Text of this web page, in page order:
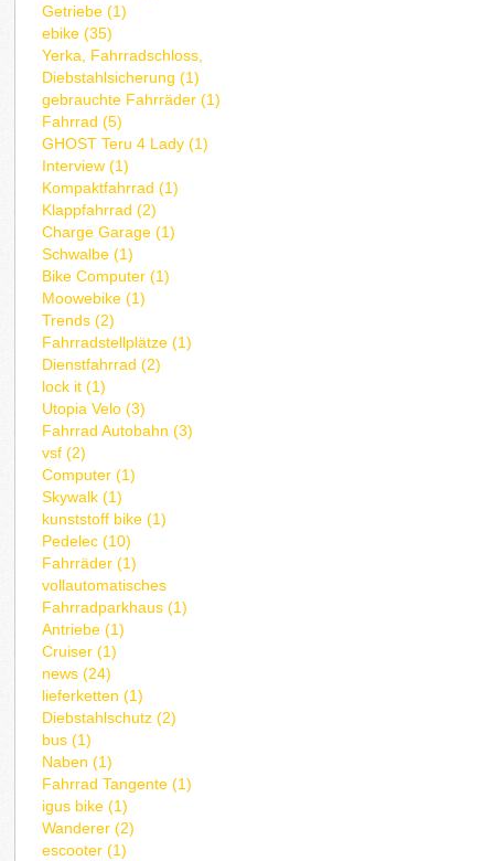
Getriebe (1)
ebike (35)
Yerka, Fahrradschloss,
Diebstahlsicherung (1)
gebrauchte Fahrräder (1)
Fahrrad (5)
GHOST Teru 4 Lady (1)
Interview (1)
Kompaktfahrrad (1)
Klappfahrrad (2)
Charge Garage (1)
Schwalbe (1)
Bike Computer (1)
Moowebike (1)
Trends (2)
Fahrradstellplätze (1)
Dienstfahrrad (2)
lock it (1)
Utopia Velo (3)
Fahrrad Autobahn (3)
vsf (2)
Computer (1)
Skywalk (1)
kunststoff bike (1)
Pedelec (10)
Fahrräder (1)
vollautomatisches
Fahrradparkhaus (1)
Antriebe (1)
Cruiser (1)
news (24)
lieferketten (1)
Diebstahlschutz (2)
bus (1)
Naben (1)
Fahrrad Tangente (1)
igus bike (1)
Wanderer (2)
escooter (1)